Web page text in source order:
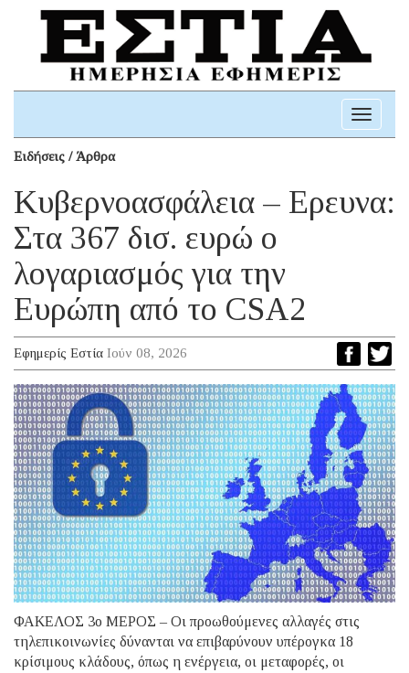
Toggle
Ειδήσεις / Άρθρα
Κυβερνοασφάλεια – Ερευνα:
Στα 367 δισ. ευρώ ο
λογαριασμός για την
Ευρώπη από το CSA2
Εφημερίς Εστία Ιούν 08, 2026
ΦΑΚΕΛΟΣ 3ο ΜΕΡΟΣ – Οι προωθούμενες αλλαγές στις
τηλεπικοινωνίες δύνανται να επιβαρύνουν υπέρογκα 18
κρίσιμους κλάδους, όπως η ενέργεια, οι μεταφορές, οι